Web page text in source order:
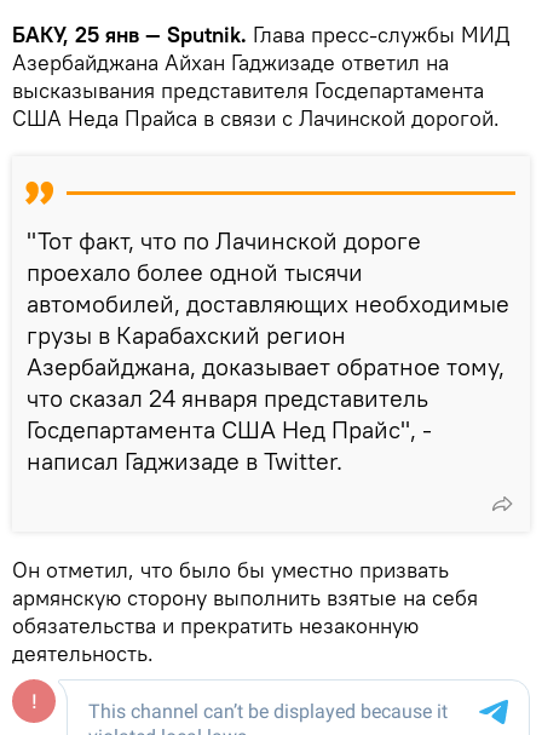
БАКУ, 25 янв — Sputnik. Глава пресс-службы МИД
Азербайджана Айхан Гаджизаде ответил на
высказывания представителя Госдепартамента
США Неда Прайса в связи с Лачинской дорогой.
"Тот факт, что по Лачинской дороге
проехало более одной тысячи
автомобилей, доставляющих необходимые
грузы в Карабахский регион
Азербайджана, доказывает обратное тому,
что сказал 24 января представитель
Госдепартамента США Нед Прайс", -
написал Гаджизаде в Twitter.
Он отметил, что было бы уместно призвать
армянскую сторону выполнить взятые на себя
обязательства и прекратить незаконную
деятельность.